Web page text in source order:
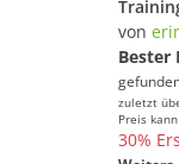
von
Bester
zuletzt
Preis
30%